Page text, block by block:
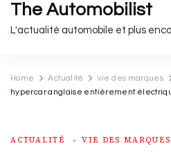
The Automobilist
L'actualité automobile et plus
Home Actualité vie des marques
hypercar anglaise entièrement
ACTUALITÉ VIE DES MARQUES